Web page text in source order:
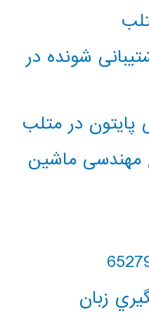
شونده در
پایتون در متلب
مهندسی ماشین
زبان